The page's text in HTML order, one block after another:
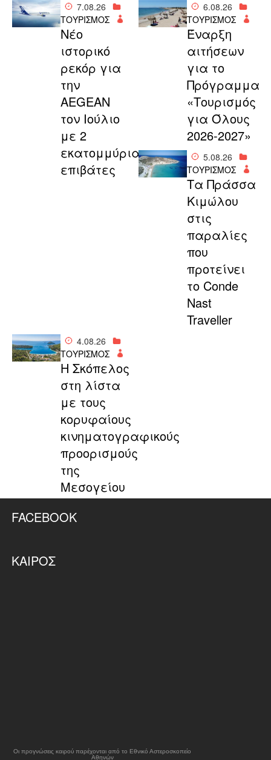
7.08.26
ΤΟΥΡΙΣΜΟΣ
Νέο
ιστορικό
ρεκόρ για
την
AEGEAN
τον Ιούλιο
με 2
εκατομμύρια
επιβάτες
6.08.26
ΤΟΥΡΙΣΜΟΣ
Έναρξη
αιτήσεων
για το
Πρόγραμμα
«Τουρισμός
για Όλους
2026-2027»
5.08.26
ΤΟΥΡΙΣΜΟΣ
Τα Πράσσα
Κιμώλου
στις
παραλίες
που
προτείνει
το Conde
Nast
Traveller
4.08.26
ΤΟΥΡΙΣΜΟΣ
Η Σκόπελος
στη λίστα
με τους
κορυφαίους
κινηματογραφικούς
προορισμούς
της
Μεσογείου
FACEBOOK
ΚΑΙΡΌΣ
Οι προγνώσεις καιρού παρέχονται από το Εθνικό Αστεροσκοπείο
Αθηνών